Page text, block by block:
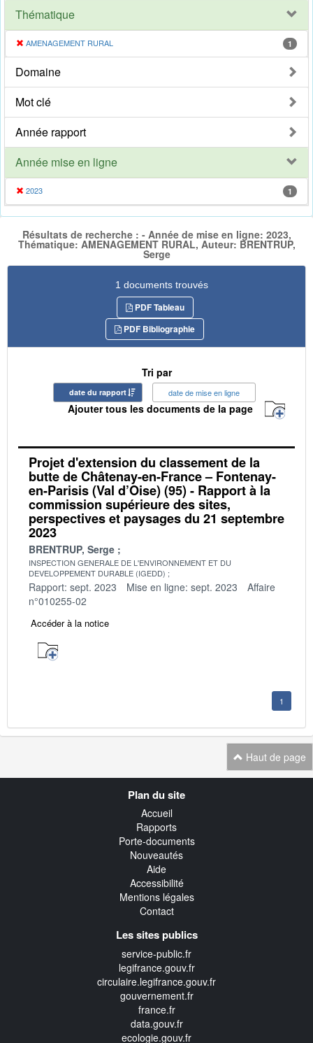
Thématique
AMENAGEMENT RURAL 1
Domaine
Mot clé
Année rapport
Année mise en ligne
2023 1
Résultats de recherche : - Année de mise en ligne: 2023,
Thématique: AMENAGEMENT RURAL, Auteur: BRENTRUP,
Serge
1 documents trouvés
PDF Tableau
PDF Bibliographie
Tri par
date du rapport date de mise en ligne
Ajouter tous les documents de la page
Projet d'extension du classement de la
butte de Châtenay-en-France – Fontenay-
en-Parisis (Val d’Oise) (95) - Rapport à la
commission supérieure des sites,
perspectives et paysages du 21 septembre
2023
BRENTRUP, Serge
INSPECTION GENERALE DE L'ENVIRONNEMENT ET DU
DEVELOPPEMENT DURABLE (IGEDD)
Rapport: sept. 2023 Mise en ligne: sept. 2023
Affaire
n°010255-02
Accéder à la notice
1
Haut de page
Plan du site
Accueil
Rapports
Porte-documents
Nouveautés
Aide
Accessibilité
Mentions légales
Contact
Les sites publics
service-public.fr
legifrance.gouv.fr
circulaire.legifrance.gouv.fr
gouvernement.fr
france.fr
data.gouv.fr
ecologie.gouv.fr